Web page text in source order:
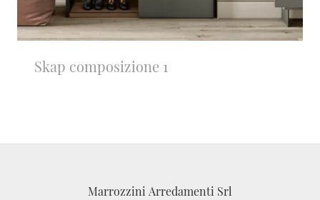
Skap composizione 1
Marrozzini Arredamenti Srl